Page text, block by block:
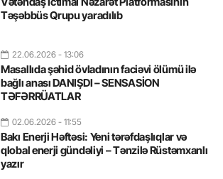
Təşəbbüs Qrupu yaradılıb
22.06.2026 - 13:06
Masallıda şəhid övladının faciəvi ölümü ilə
bağlı anası DANIŞDI – SENSASİON
TƏFƏRRÜATLAR
02.06.2026 - 11:55
Bakı Enerji Həftəsi: Yeni tərəfdaşlıqlar və
qlobal enerji gündəliyi – Tənzilə Rüstəmxanlı
yazır